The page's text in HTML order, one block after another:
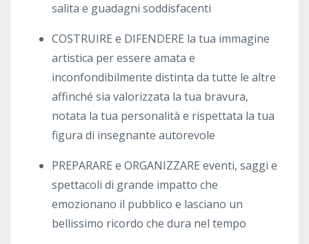
salita e guadagni soddisfacenti
COSTRUIRE e DIFENDERE la tua immagine
artistica per essere amata e
inconfondibilmente distinta da tutte le altre
affinché sia valorizzata la tua bravura,
notata la tua personalità e rispettata la tua
figura di insegnante autorevole
PREPARARE e ORGANIZZARE eventi, saggi e
spettacoli di grande impatto che
emozionano il pubblico e lasciano un
bellissimo ricordo che dura nel tempo